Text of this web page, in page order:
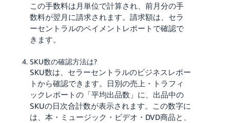
この手数料は月単位で計算され、前月分の手
数料が翌月に請求されます。請求額は、セラ
ーセントラルのペイメントレポートで確認で
きます。
SKU数の確認方法は?
SKU数は、セラーセントラルのビジネスレポー
トから確認できます。日別の売上・トラフィ
ックレポートの「平均出品数」に、出品中の
SKUの日次合計数が表示されます。この数字に
は、本・ミュージック・ビデオ・DVD商品と、